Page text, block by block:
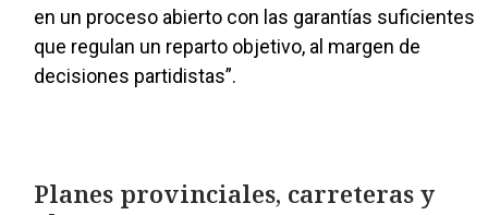
en un proceso abierto con las garantías suficientes
que regulan un reparto objetivo, al margen de
decisiones partidistas”.
Planes provinciales, carreteras y